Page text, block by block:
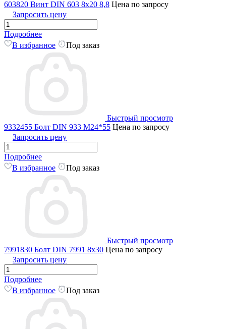
603820 Винт DIN 603 8х20 8,8 Цена по запросу
Запросить цену
Подробнее
В избранное
Под заказ
Быстрый просмотр
9332455 Болт DIN 933 М24*55 Цена по запросу
Запросить цену
Подробнее
В избранное
Под заказ
Быстрый просмотр
7991830 Болт DIN 7991 8x30 Цена по запросу
Запросить цену
Подробнее
В избранное
Под заказ